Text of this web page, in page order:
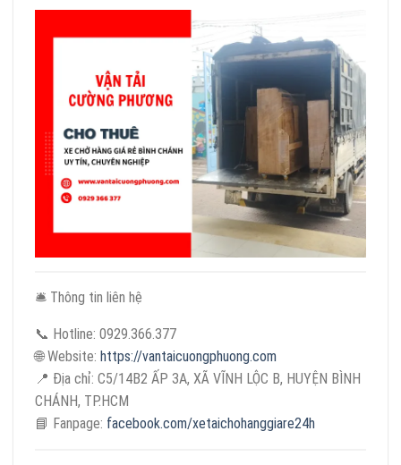
🛎 Thông tin liên hệ
📞 Hotline: 0929.366.377
🌐 Website: https://vantaicuongphuong.com
📍 Địa chỉ: C5/14B2 ẤP 3A, XÃ VĨNH LỘC B, HUYỆN BÌNH
CHÁNH, TP.HCM
📘 Fanpage: facebook.com/xetaichohanggiare24h